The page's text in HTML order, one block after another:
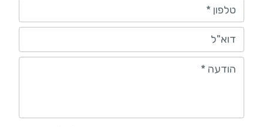
טלפון *
דוא"ל
הודעה *